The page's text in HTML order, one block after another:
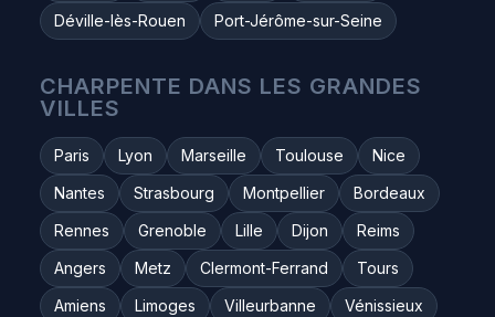
Déville-lès-Rouen
Port-Jérôme-sur-Seine
CHARPENTE DANS LES GRANDES
VILLES
Paris Lyon Marseille Toulouse
Nice
Nantes
Strasbourg Montpellier
Bordeaux
Rennes
Grenoble Lille Dijon
Reims
Angers
Metz Clermont-Ferrand
Tours
Amiens
Limoges Villeurbanne
Vénissieux